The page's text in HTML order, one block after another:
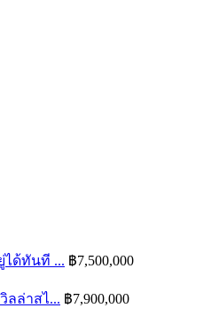
ได้ทันที ... ฿7,500,000
ลล่าสไ... ฿7,900,000